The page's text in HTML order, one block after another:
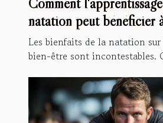
Comment
natation peut bénéficier
au développement de
Les bienfaits de la natation
bien-être sont incontestables.